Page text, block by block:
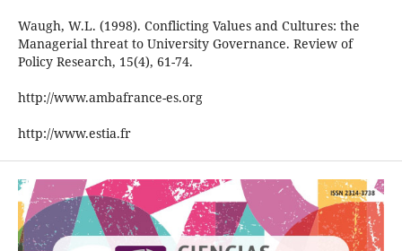
Waugh, W.L. (1998). Conflicting Values and Cultures: the
Managerial threat to University Governance. Review of
Policy Research, 15(4), 61-74.
http://www.ambafrance-es.org
http://www.estia.fr